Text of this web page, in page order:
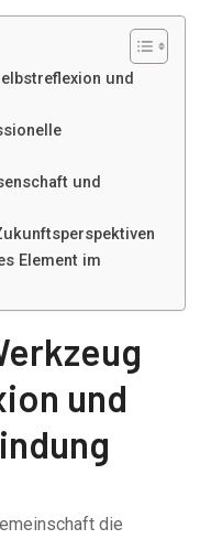
und
und
Element im
und
die